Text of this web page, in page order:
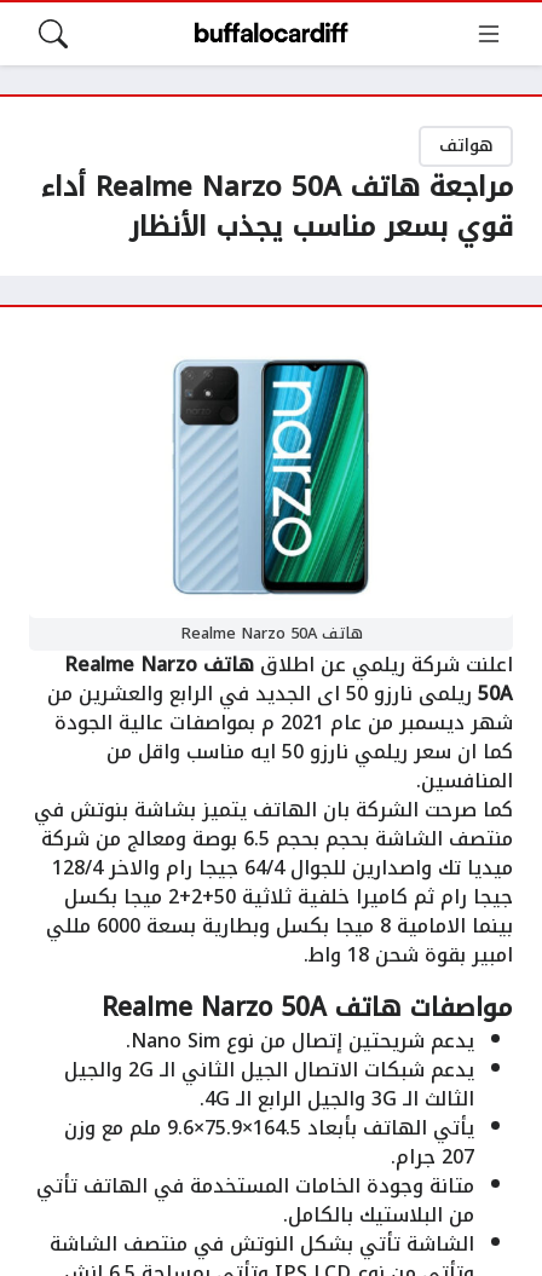
هواتف
مراجعة هاتف Realme Narzo 50A أداء
قوي بسعر مناسب يجذب الأنظار
هاتف Realme Narzo 50A
اعلنت شركة ريلمي عن اطلاق هاتف Realme Narzo
50A ريلمى نارزو 50 اى الجديد في الرابع والعشرين من
شهر ديسمبر من عام 2021 م بمواصفات عالية الجودة
كما ان سعر ريلمي نارزو 50 ايه مناسب واقل من
المنافسين.
كما صرحت الشركة بان الهاتف يتميز بشاشة بنوتش في
منتصف الشاشة بحجم بحجم 6.5 بوصة ومعالج من شركة
ميديا تك واصدارين للجوال 64/4 جيجا رام والاخر 128/4
جيجا رام ثم كاميرا خلفية ثلاثية 50+2+2 ميجا بكسل
بينما الامامية 8 ميجا بكسل وبطارية بسعة 6000 مللي
امبير بقوة شحن 18 واط.
مواصفات هاتف Realme Narzo 50A
يدعم شريحتين إتصال من نوع Nano Sim.
يدعم شبكات الاتصال الجيل الثاني الـ 2G والجيل
الثالث الـ 3G والجيل الرابع الـ 4G.
يأتي الهاتف بأبعاد 164.5×75.9×9.6 ملم مع وزن
207 جرام.
متانة وجودة الخامات المستخدمة في الهاتف تأتي
من البلاستيك بالكامل.
الشاشة تأتي بشكل النوتش في منتصف الشاشة